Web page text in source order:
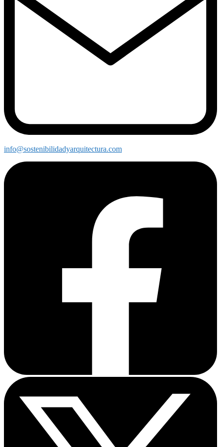
info@sostenibilidadyarquitectura.com